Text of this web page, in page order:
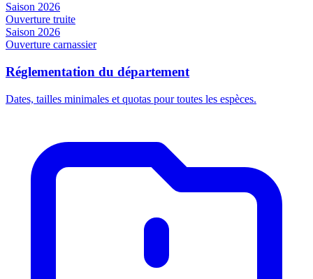
Saison 2026
Ouverture truite
Saison 2026
Ouverture carnassier
Réglementation du département
Dates, tailles minimales et quotas pour toutes les espèces.